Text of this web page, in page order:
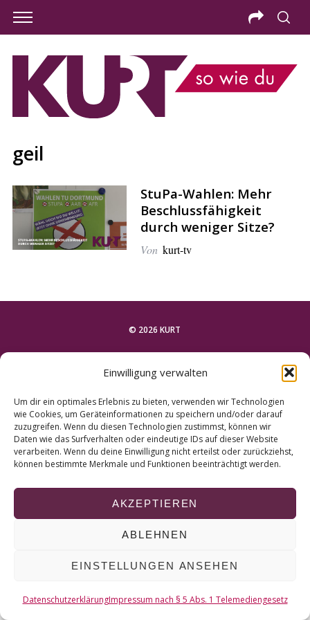
Einwilligung verwalten
Um dir ein optimales Erlebnis zu bieten, verwenden wir Technologien
wie Cookies, um Geräteinformationen zu speichern und/oder darauf
zuzugreifen. Wenn du diesen Technologien zustimmst, können wir
Daten wie das Surfverhalten oder eindeutige IDs auf dieser Website
verarbeiten. Wenn du deine Einwilligung nicht erteilst oder zurückziehst,
können bestimmte Merkmale und Funktionen beeinträchtigt werden.
AKZEPTIEREN
ABLEHNEN
EINSTELLUNGEN ANSEHEN
DatenschutzerklärungImpressum nach § 5 Abs. 1 Telemediengesetz
geil
StuPa-Wahlen: Mehr
Beschlussfähigkeit
durch weniger Sitze?
Von kurt-tv
© 2026 KURT
NACH OBEN
a